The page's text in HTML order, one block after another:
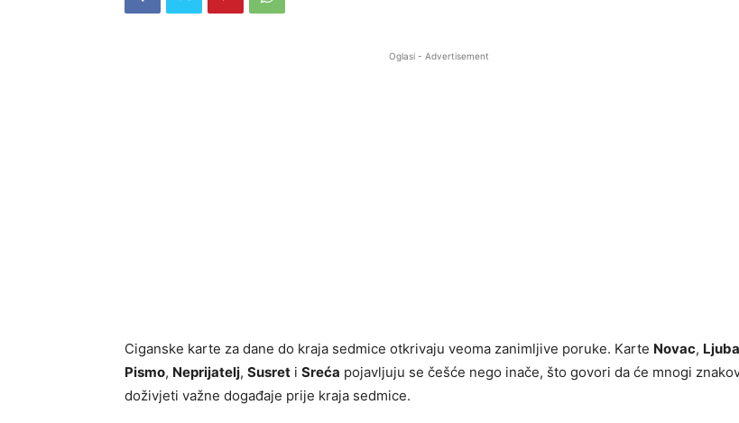
Oglasi - Advertisement
Ciganske karte za dane do kraja sedmice otkrivaju veoma zanimljive poruke. Karte Novac,
Pismo, Neprijatelj, Susret i Sreća pojavljuju se češće nego inače, što govori da će mnogi
doživjeti važne događaje prije kraja sedmice.